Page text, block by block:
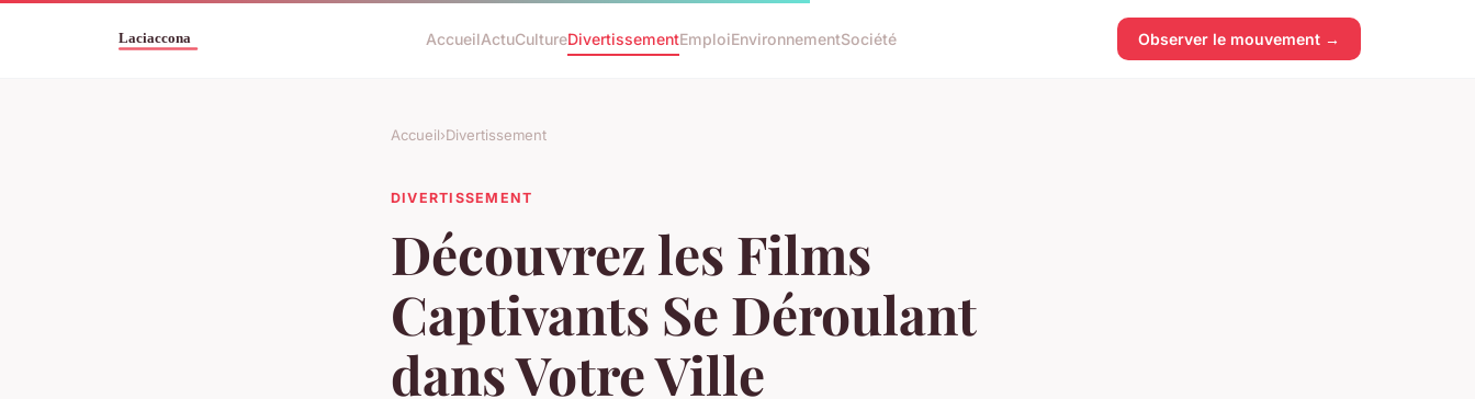
AccueilActuCultureDivertissementEmploiEnvironnementSociété Observer le mouvement →
Accueil›Divertissement
DIVERTISSEMENT
Découvrez les Films
Captivants Se Déroulant
dans Votre Ville